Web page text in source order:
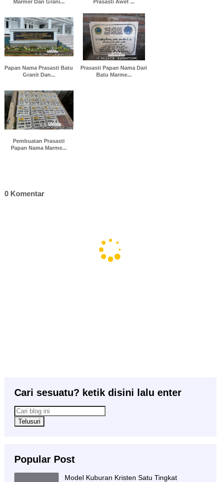
Marmer Dan Grani...
Prasasti Awet ...
Papan Nama Prasasti Batu
Granit Dan...
Prasasti Papan Nama Dari
Batu Marme...
Pembuatan Prasasti
Papan Nama Marme...
0 Komentar
Cari sesuatu? ketik disini lalu enter
Popular Post
Model Kuburan Kristen Satu Tingkat